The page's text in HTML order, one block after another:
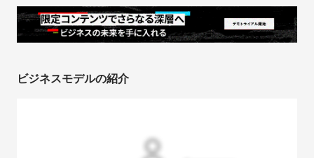
ビジネスモデルの紹介